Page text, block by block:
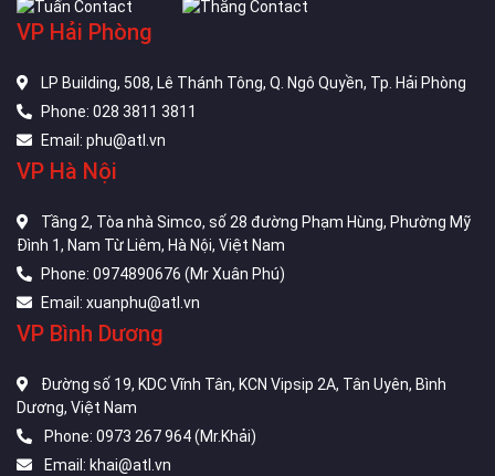
VP Hải Phòng
LP Building, 508, Lê Thánh Tông, Q. Ngô Quyền, Tp. Hải Phòng
Phone: 028 3811 3811
Email: phu@atl.vn
VP Hà Nội
Tầng 2, Tòa nhà Simco, số 28 đường Phạm Hùng, Phường Mỹ
Đình 1, Nam Từ Liêm, Hà Nội, Việt Nam
Phone: 0974890676 (Mr Xuân Phú)
Email: xuanphu@atl.vn
VP Bình Dương
Đường số 19, KDC Vĩnh Tân, KCN Vipsip 2A, Tân Uyên, Bình
Dương, Việt Nam
Phone: 0973 267 964 (Mr.Khải)
Email: khai@atl.vn